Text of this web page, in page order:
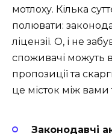
мотлоху. Кілька
полювати:
ліцензії. О, і не
споживачі можуть
пропозиції та
це місток між
Законодавчі